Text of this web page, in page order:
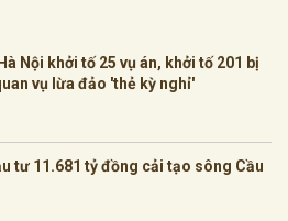
Nội khởi tố 25 vụ án, khởi tố 201 bị
vụ lừa đảo 'thẻ kỳ nghỉ'
tư 11.681 tỷ đồng cải tạo sông Cầu